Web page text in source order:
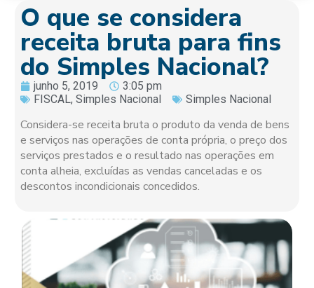
O que se considera
receita bruta para fins
do Simples Nacional?
junho 5, 2019
3:05 pm
FISCAL,Simples Nacional Simples Nacional
Considera-se receita bruta o produto da venda de bens
e serviços nas operações de conta própria, o preço dos
serviços prestados e o resultado nas operações em
conta alheia, excluídas as vendas canceladas e os
descontos incondicionais concedidos.